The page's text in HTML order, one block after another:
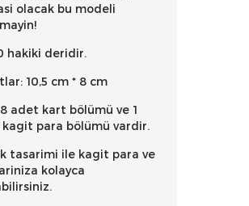
olacak bu modeli
hakiki deridir.
10,5 cm * 8 cm
adet kart bölümü ve 1
para bölümü vardir.
tasarimi ile kagit para ve
kolayca